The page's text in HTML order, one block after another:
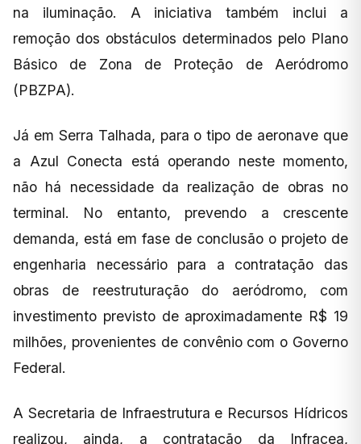
na iluminação. A iniciativa também inclui a
remoção dos obstáculos determinados pelo Plano
Básico de Zona de Proteção de Aeródromo
(PBZPA).
Já em Serra Talhada, para o tipo de aeronave que
a Azul Conecta está operando neste momento,
não há necessidade da realização de obras no
terminal. No entanto, prevendo a crescente
demanda, está em fase de conclusão o projeto de
engenharia necessário para a contratação das
obras de reestruturação do aeródromo, com
investimento previsto de aproximadamente R$ 19
milhões, provenientes de convênio com o Governo
Federal.
A Secretaria de Infraestrutura e Recursos Hídricos
realizou, ainda, a contratação da Infracea,